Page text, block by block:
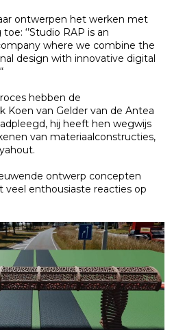
ontwerpen het werken met
‘’Studio RAP is an
where we combine the
design with innovative digital
hebben de
Koen van Gelder van de Antea
hij heeft hen wegwijs
van materiaalconstructies,
ontwerp concepten
veel enthousiaste reacties op